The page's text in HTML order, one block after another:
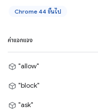
Chrome 44 ขึ้นไป
ค่าแจกแจง
"allow"
"block"
"ask"